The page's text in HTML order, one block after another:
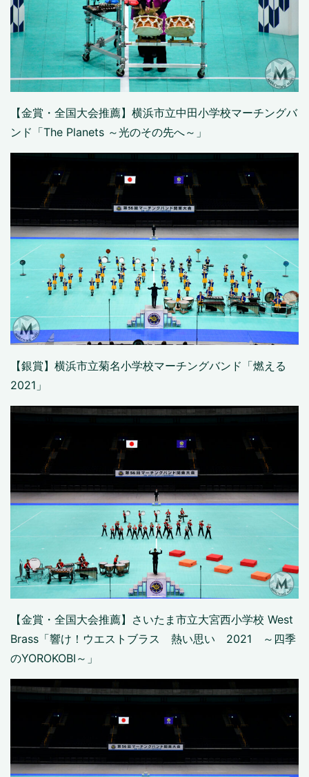
【金賞・全国大会推薦】横浜市立中田小学校マーチングバ
ンド「The Planets ～光のその先へ～」
【銀賞】横浜市立菊名小学校マーチングバンド「燃える
2021」
【金賞・全国大会推薦】さいたま市立大宮西小学校 West
Brass「響け！ウエストブラス 熱い思い 2021 ～四季
のYOROKOBI～」